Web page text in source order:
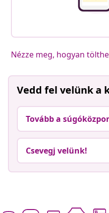
Nézze meg, hogyan
Vedd fel velünk a
Tovább a
Csevegj velünk!